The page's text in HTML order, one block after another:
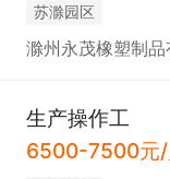
苏滁园区
滁州永茂橡塑制品
生产操作工
6500-7500元/